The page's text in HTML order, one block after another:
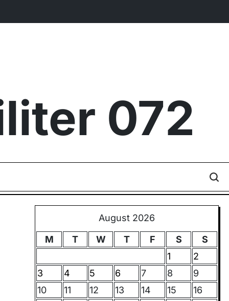
072
August 2026
M
T W T F S
S
1
2
3
4 5 6 7 8
9
10
11 12 13 14 15
16